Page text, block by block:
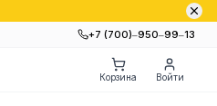
+7 (700)‒950‒99‒13
Корзина Войти